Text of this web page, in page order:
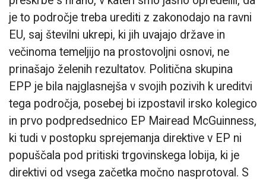
je to področje treba urediti z zakonodajo na ravni
EU, saj številni ukrepi, ki jih uvajajo države in
večinoma temeljijo na prostovoljni osnovi, ne
prinašajo želenih rezultatov. Politična skupina
EPP je bila najglasnejša v svojih pozivih k ureditvi
tega področja, posebej bi izpostavil irsko kolegico
in prvo podpredsednico EP Mairead McGuinness,
ki tudi v postopku sprejemanja direktive v EP ni
popuščala pod pritiski trgovinskega lobija, ki je
direktivi od vsega začetka močno nasprotoval. S